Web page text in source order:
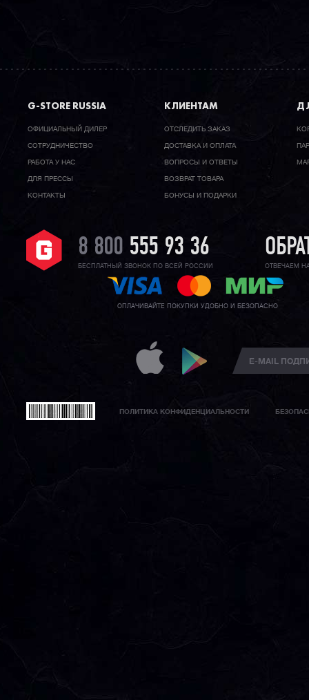
G-STORE RUSSIA
ОФИЦИАЛЬНЫЙ ДИЛЕР
CОТРУДНИЧЕСТВО
РАБОТА У НАС
ДЛЯ ПРЕССЫ
КОНТАКТЫ
КЛИЕНТАМ
ОТСЛЕДИТЬ ЗАКАЗ
ДОСТАВКА И ОПЛАТА
ВОПРОСЫ И ОТВЕТЫ
ВОЗВРАТ ТОВАРА
БОНУСЫ И ПОДАРКИ
8 800 555 93 36
БЕСПЛАТНЫЙ ЗВОНОК ПО ВСЕЙ РОССИИ ОТВЕЧАЕМ
ОПЛАЧИВАЙТЕ ПОКУПКИ УДОБНО И БЕЗОПАСНО
ПОЛИТИКА КОНФИДЕНЦИАЛЬНОСТИ